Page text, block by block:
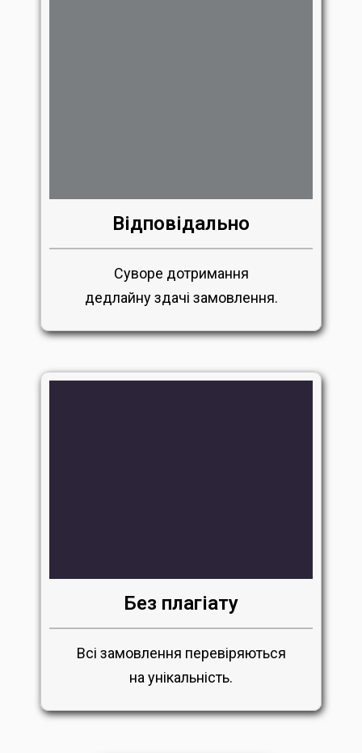
Відповідально
Суворе дотримання
дедлайну здачі замовлення.
Без плагіату
Всі замовлення перевіряються
на унікальність.